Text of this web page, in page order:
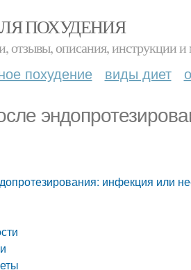
ПОХУДЕНИЯ
отзывы, описания, инструкции и
похудение виды диет
инфекция или